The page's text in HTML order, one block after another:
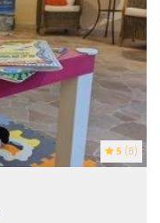
5 (8)